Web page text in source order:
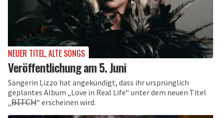
NEUER TITEL, ALTE SONGS
Veröffentlichung am 5. Juni
Sängerin Lizzo hat angekündigt, dass ihr ursprünglich
geplantes Album „Love in Real Life“ unter dem neuen Titel
„𝖡̶𝖨̶𝖳̶𝖢̶𝖧̶“ erscheinen wird.